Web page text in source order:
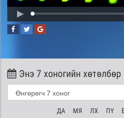
Энэ 7 хоногийн хөтөлбөр
ДА МЯ ЛХ ПҮ